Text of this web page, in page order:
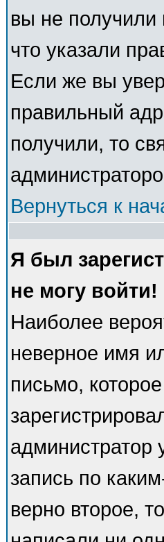
вы не получили
что указали
Если же вы
правильный
получили, то
Вернуться к
Я был
не могу войти!
Наиболее
неверное имя
письмо,
администратор
запись по
верно второе,